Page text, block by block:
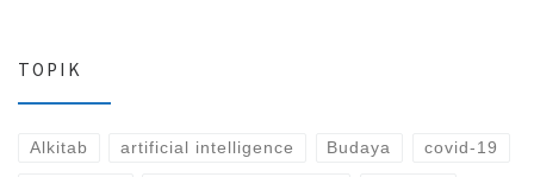
TOPIK
Alkitab artificial intelligence Budaya covid-19